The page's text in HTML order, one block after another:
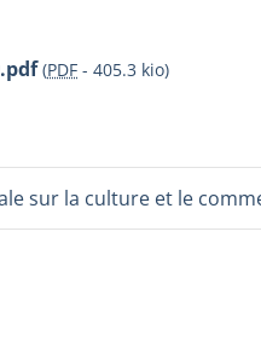
(PDF - 405.3 kio)
sur la culture et le